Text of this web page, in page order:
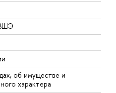
об имуществе и
характера